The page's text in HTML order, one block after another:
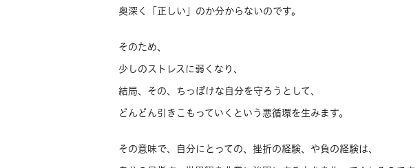
奥深く「正しい」のか分からないのです。
そのため、
少しのストレスに弱くなり、
結局、その、ちっぽけな自分を守ろうとして、
どんどん引きこもっていくという悪循環を生みま す。
その意味で、自分にとっての、挫折の経験、や負の経験は、